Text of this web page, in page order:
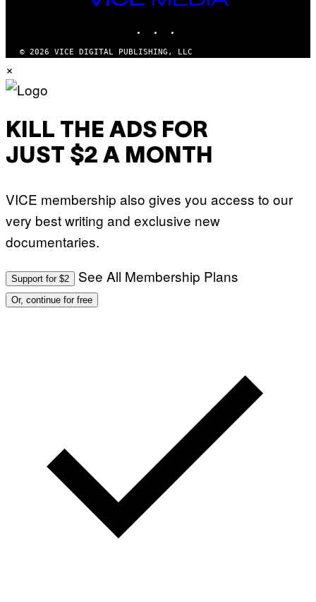
MEDIA
© 2026 VICE DIGITAL PUBLISHING, LLC
×
KILL THE ADS FOR
JUST $2 A MONTH
VICE membership also gives you access to our
very best writing and exclusive new
documentaries.
Support for $2 See All Membership Plans
Or, continue for free